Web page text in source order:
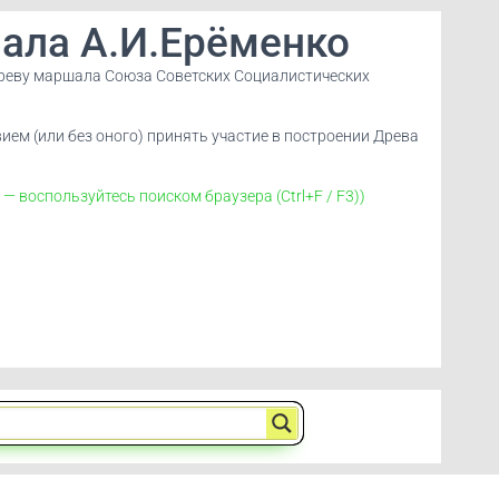
А.И.Ерёменко
маршала Союза Советских Социалистических
(или без оного) принять участие в построении Древа
воспользуйтесь поиском браузера (Ctrl+F / F3))